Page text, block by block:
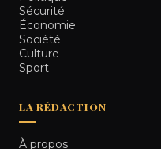
Sécurité
Économie
Société
Culture
Sport
LA RÉDACTION
À propos